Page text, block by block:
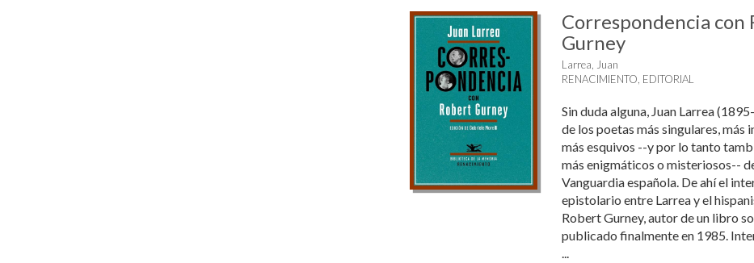
Correspondencia con
Gurney
Larrea, Juan
RENACIMIENTO, EDITORIAL
Sin duda alguna, Juan Larrea
de los poetas más singulares, más
más esquivos --y por lo tanto
más enigmáticos o misteriosos--
Vanguardia española. De ahí el
epistolario entre Larrea y el
Robert Gurney, autor de un libro
publicado finalmente en 1985.
...